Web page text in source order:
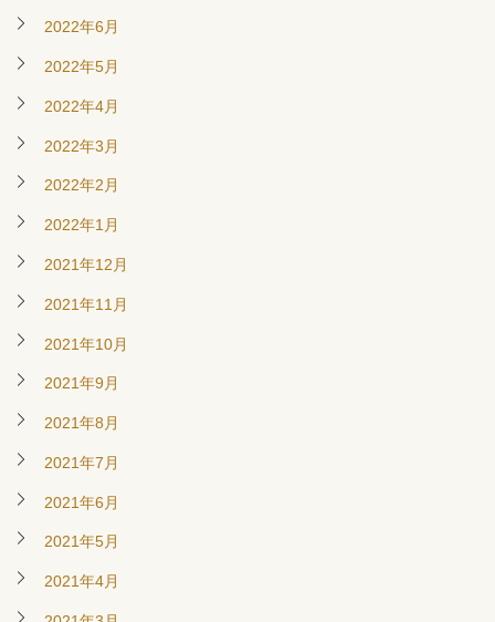
2022年6月
2022年5月
2022年4月
2022年3月
2022年2月
2022年1月
2021年12月
2021年11月
2021年10月
2021年9月
2021年8月
2021年7月
2021年6月
2021年5月
2021年4月